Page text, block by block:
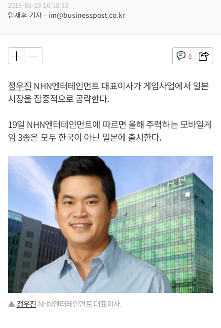
2019-03-19 16:18:33
임재후 기자 - im@businesspost.co.kr
0
정우진 NHN엔터테인먼트 대표이사가 게임사업에서 일본
시장을 집중적으로 공략한다.
19일 NHN엔터테인먼트에 따르면 올해 주력하는 모바일게
임 3종은 모두 한국이 아닌 일본에 출시한다.
▲정우진 NHN엔터테인먼트 대표이사.